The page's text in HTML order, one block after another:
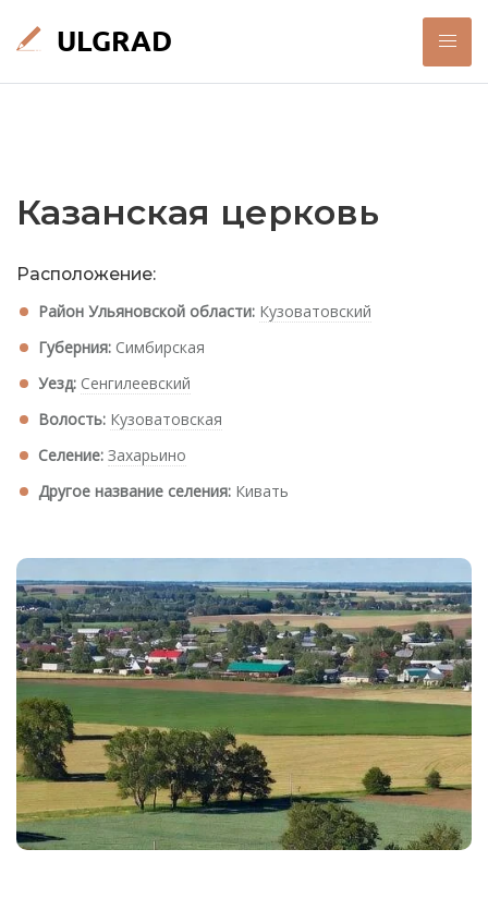
Казанская церковь
Расположение:
Район Ульяновской области: Кузоватовский
Губерния: Симбирская
Уезд: Сенгилеевский
Волость: Кузоватовская
Селение: Захарьино
Другое название селения: Кивать